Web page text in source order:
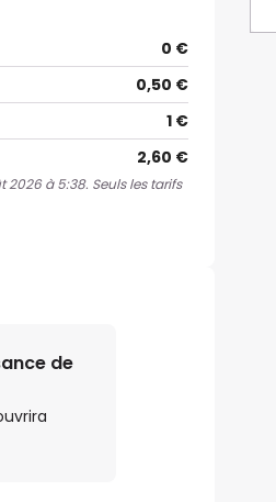
0 €
0,50 €
1 €
2,60 €
à 5:38. Seuls les tarifs
de